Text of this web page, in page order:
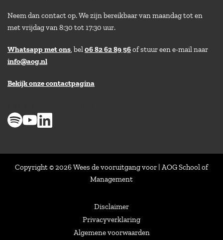
Neem dan contact op. We zijn bereikbaar van maandag tot en
met vrijdag van 8:30 tot 17:30 uur.
Whatsapp met ons, bel06 82 62 89 56of stuur een e-mail naar
info@aog.nl
Bekijk onze contactpagina
Copyright © 2026 Wees de vooruitgang voor | AOG School of
Management
Disclaimer
Privacyverklaring
Algemene voorwaarden